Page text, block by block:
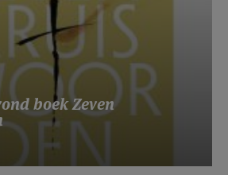
boek Zeven